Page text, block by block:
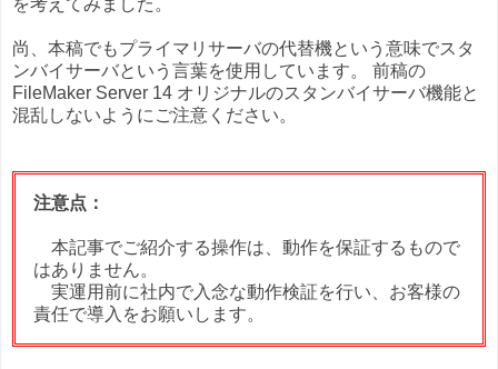
を考えてみました。
尚、本稿でもプライマリサーバの代替機という意味でスタ
ンバイサーバという言葉を使用しています。 前稿の
FileMaker Server 14 オリジナルのスタンバイサーバ機能と
混乱しないようにご注意ください。
注意点：
本記事でご紹介する操作は、動作を保証するもので
はありません。
実運用前に社内で入念な動作検証を行い、お客様の
責任で導入をお願いします。